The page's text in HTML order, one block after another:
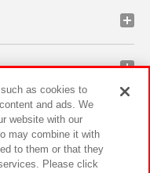
as cookies to
and ads. We
website with our
may combine it with
to them or that they
Please click